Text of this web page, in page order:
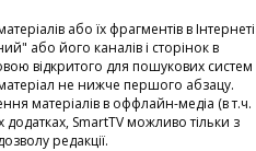
або їх фрагментів в Інтернеті
або його каналів і сторінок в
відкритого для пошукових систем
не нижче першого абзацу.
матеріалів в оффлайн-медіа (в т.ч.
SmartTV можливо тільки з
редакції.